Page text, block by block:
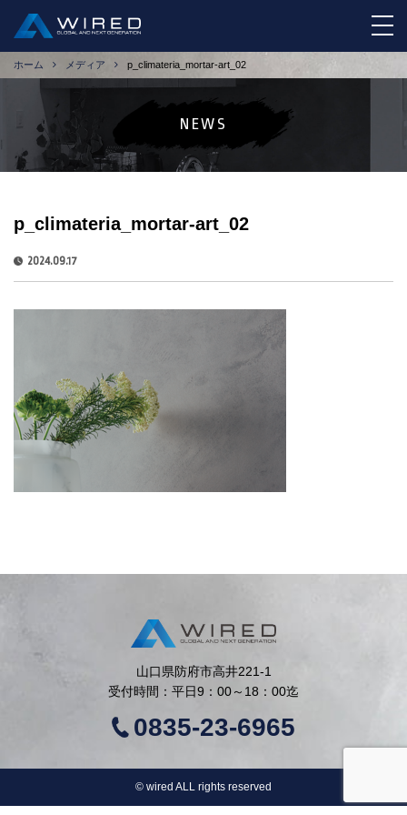
ホーム メディア p_climateria_mortar-art_02
NEWS
p_climateria_mortar-art_02
2024.09.17
山口県防府市高井221-1
受付時間：平日9：00～18：00迄
0835-23-6965
©︎ wired ALL rights reserved